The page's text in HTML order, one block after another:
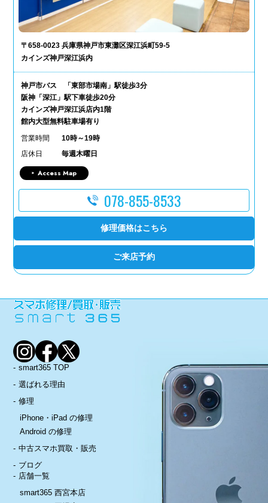
〒658-0023 兵庫県神戸市東灘区深江浜町59-5
カインズ神戸深江浜内
神戸市バス 「東部市場南」駅徒歩3分
阪神「深江」駅下車徒歩20分
カインズ神戸深江浜店内1階
館内大型無料駐車場有り
営業時間
10時～19時
店休日
毎週木曜日
Access Map
078-855-8533
修理価格はこちら
ご来店予約
smart365 TOP
選ばれる理由
修理
iPhone・iPad の修理
Android の修理
中古スマホ買取・販売
ブログ
店舗一覧
smart365 西宮本店